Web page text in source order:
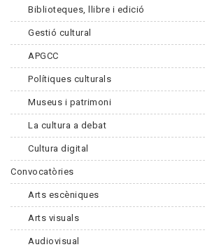
Biblioteques, llibre i edició
Gestió cultural
APGCC
Polítiques culturals
Museus i patrimoni
La cultura a debat
Cultura digital
Convocatòries
Arts escèniques
Arts visuals
Audiovisual